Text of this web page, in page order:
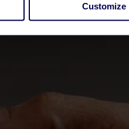
Customize